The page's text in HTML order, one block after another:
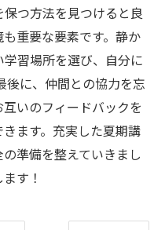
つ方法を見つけると良
重要な要素です。静か
習場所を選び、自分に
後に、仲間との協力を忘
いのフィードバックを
ます。充実した夏期講
準備を整えていきまし
す！